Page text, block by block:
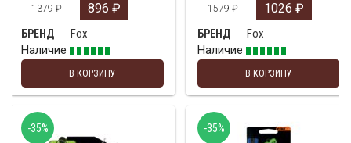
1379₽ 896 ₽
БРЕНД
Fox
Наличие
В КОРЗИНУ
1579₽ 1026 ₽
БРЕНД
Fox
Наличие
В КОРЗИНУ
-35% -35%